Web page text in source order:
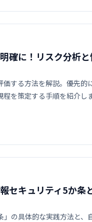
確に！リスク分析
する方法を解説。優先的
を策定する手順を紹介し
セキュリティ5か条
」の具体的な実践方法と、